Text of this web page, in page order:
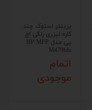
پرینتر استوک چند
کاره لیزری رنگی اچ
پی مدل HP MFP
M479fdn
اتمام
موجودی